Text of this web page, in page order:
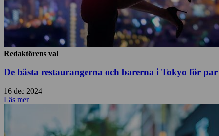
Redaktörens val
De bästa restaurangerna och barerna i Tokyo för par
16 dec 2024
Läs mer